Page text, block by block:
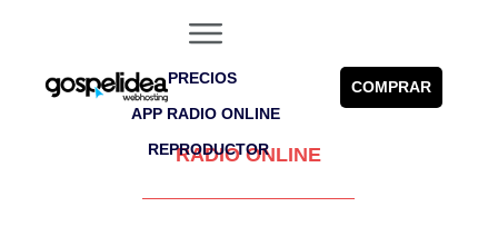
PRECIOS
APP RADIO ONLINE
REPRODUCTOR
COMPRAR
RADIO ONLINE